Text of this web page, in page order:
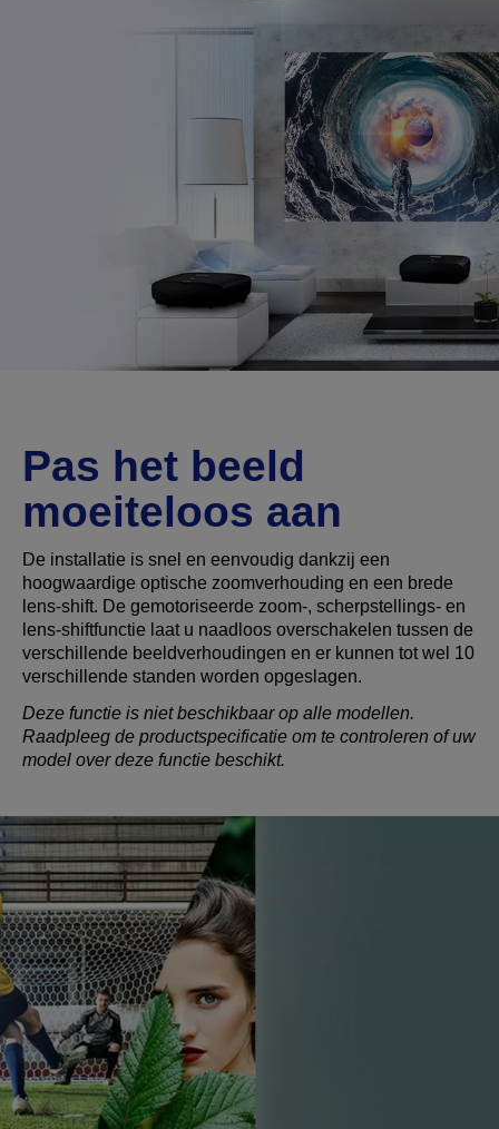
Pas het beeld
moeiteloos aan
De installatie is snel en eenvoudig dankzij een
hoogwaardige optische zoomverhouding en een brede
lens-shift. De gemotoriseerde zoom-, scherpstellings- en
lens-shiftfunctie laat u naadloos overschakelen tussen de
verschillende beeldverhoudingen en er kunnen tot wel 10
verschillende standen worden opgeslagen.
Deze functie is niet beschikbaar op alle modellen.
Raadpleeg de productspecificatie om te controleren of uw
model over deze functie beschikt.